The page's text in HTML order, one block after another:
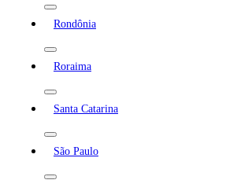
Rondônia
Roraima
Santa Catarina
São Paulo